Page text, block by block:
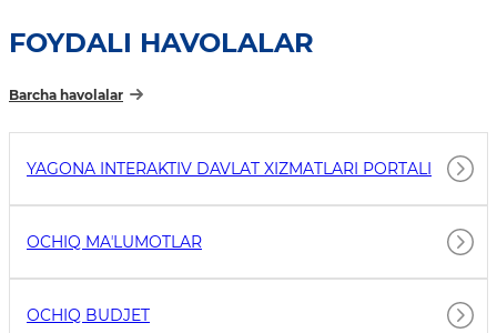
FOYDALI HAVOLALAR
Barcha havolalar
YAGONA INTERAKTIV DAVLAT XIZMATLARI PORTALI
OCHIQ MAʼLUMOTLAR
OCHIQ BUDJET